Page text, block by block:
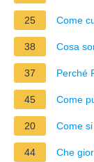
25 Come
38 Cosa
37 Perché
45 Come
20 Come
44 Che